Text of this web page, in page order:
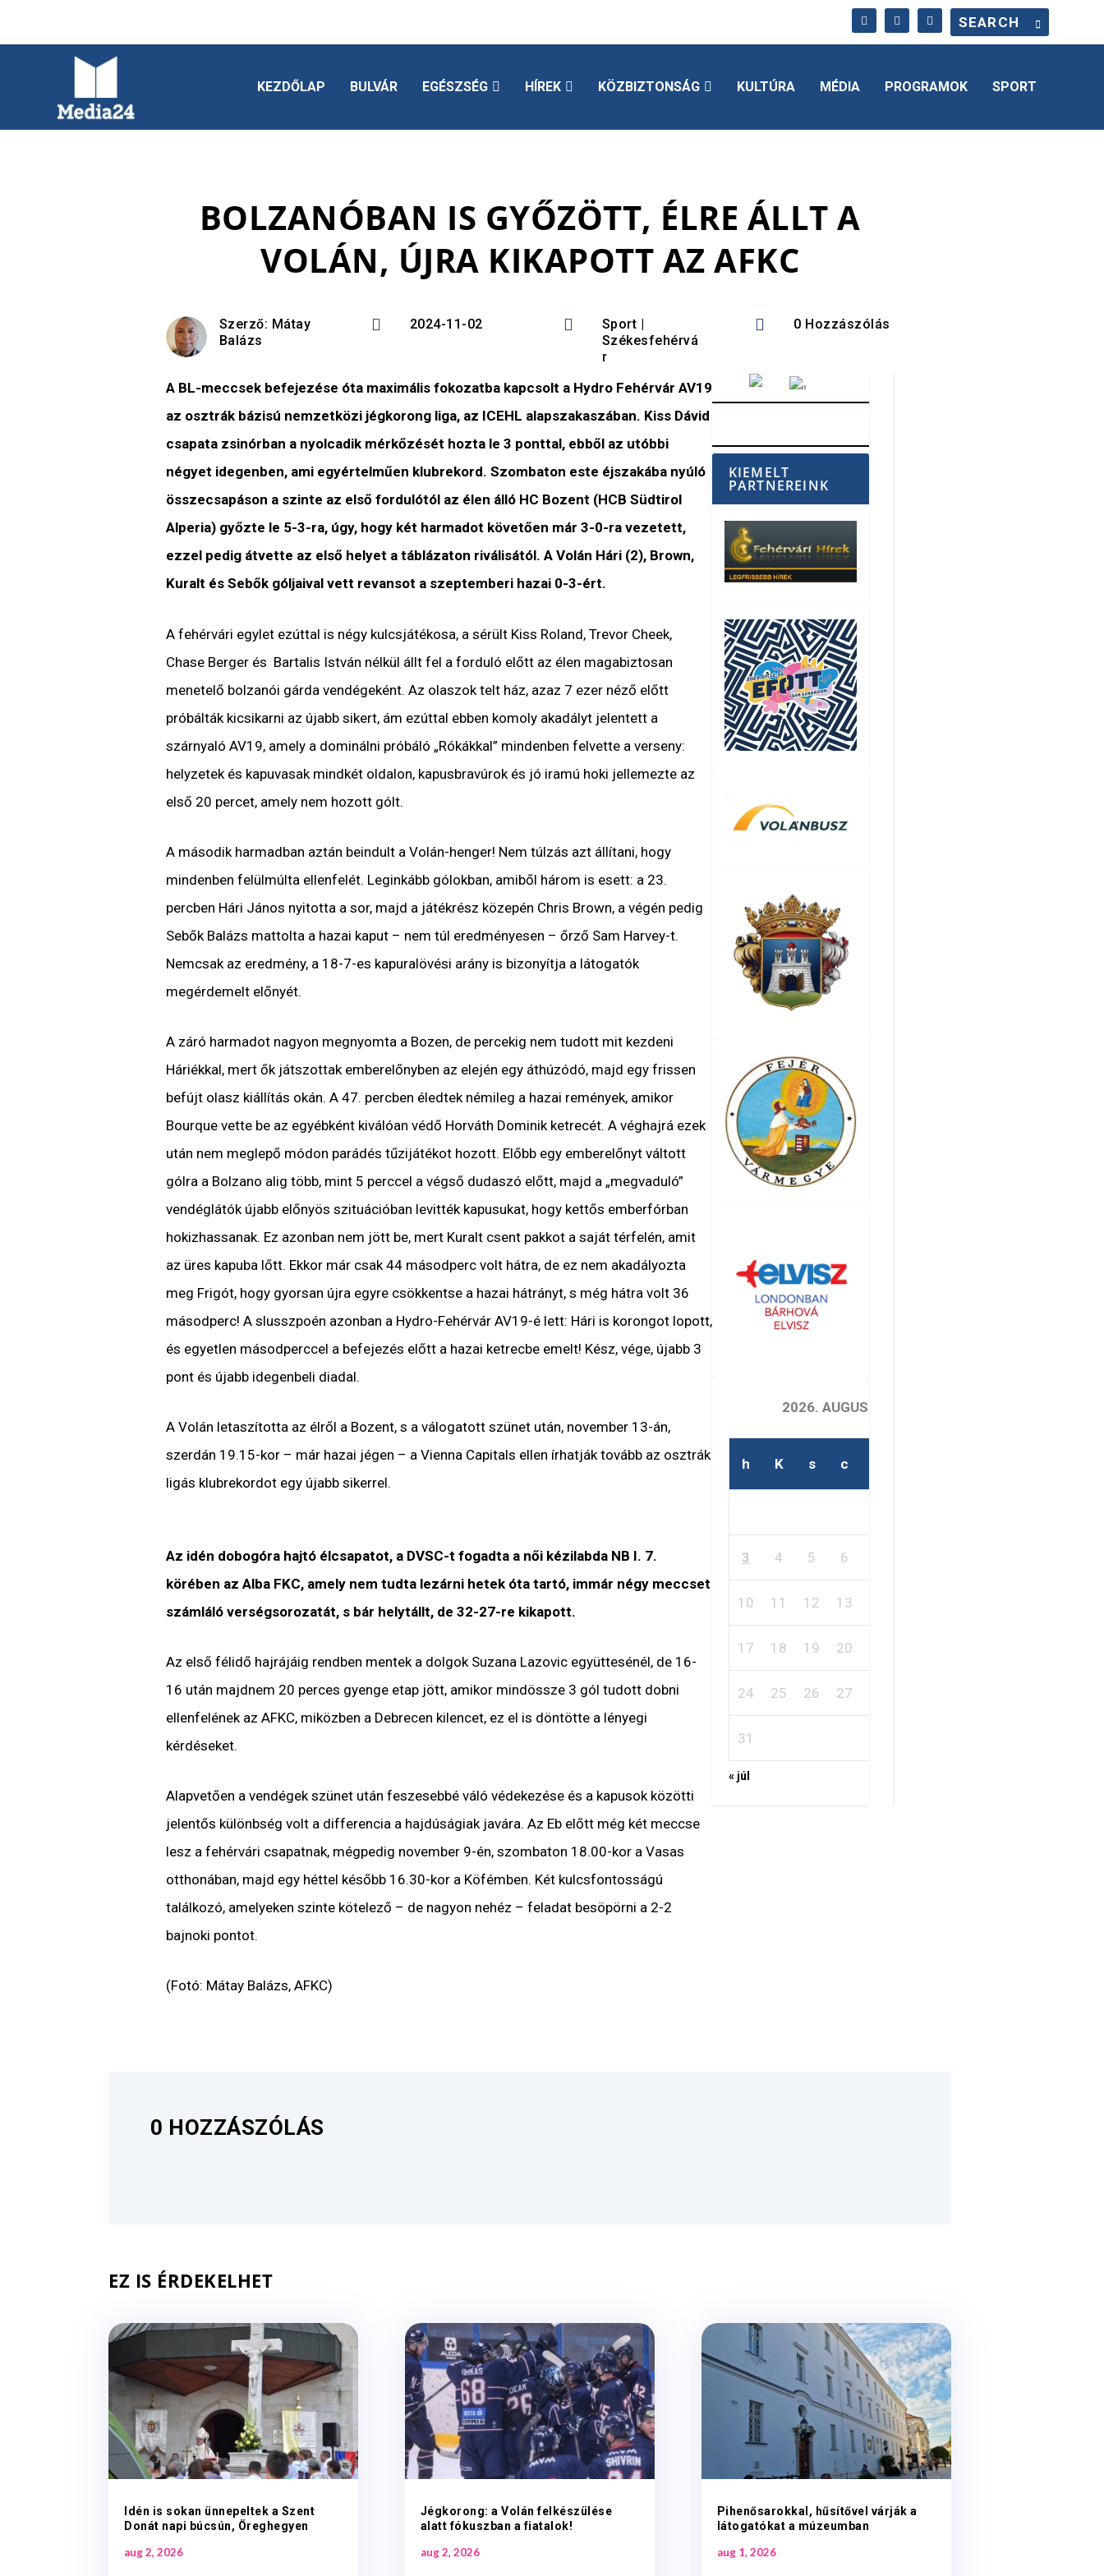
KEZDŐLAP BULVÁR EGÉSZSÉG HÍREK KÖZBIZTONSÁG KULTÚRA MÉDIA PROGRAMOK SPORT
BOLZANÓBAN IS GYŐZÖTT, ÉLRE ÁLLT A
VOLÁN, ÚJRA KIKAPOTT AZ AFKC
Szerző: Mátay
Balázs
 2024-11-02  Sport
Székesfehérvá
r
 0 Hozzászólás
A BL-meccsek befejezése óta maximális fokozatba kapcsolt a Hydro Fehérvár AV19
az osztrák bázisú nemzetközi jégkorong liga, az ICEHL alapszakaszában. Kiss Dávid
csapata zsinórban a nyolcadik mérkőzését hozta le 3 ponttal, ebből az utóbbi
négyet idegenben, ami egyértelműen klubrekord. Szombaton este éjszakába nyúló
összecsapáson a szinte az első fordulótól az élen álló HC Bozent (HCB Südtirol
Alperia) győzte le 5-3-ra, úgy, hogy két harmadot követően már 3-0-ra vezetett,
ezzel pedig átvette az első helyet a táblázaton riválisától. A Volán Hári (2), Brown,
Kuralt és Sebők góljaival vett revansot a szeptemberi hazai 0-3-ért.
A fehérvári egylet ezúttal is négy kulcsjátékosa, a sérült Kiss Roland, Trevor Cheek,
Chase Berger és Bartalis István nélkül állt fel a forduló előtt az élen magabiztosan
menetelő bolzanói gárda vendégeként. Az olaszok telt ház, azaz 7 ezer néző előtt
próbálták kicsikarni az újabb sikert, ám ezúttal ebben komoly akadályt jelentett a
szárnyaló AV19, amely a dominálni próbáló „Rókákkal” mindenben felvette a verseny:
helyzetek és kapuvasak mindkét oldalon, kapusbravúrok és jó iramú hoki jellemezte az
első 20 percet, amely nem hozott gólt.
A második harmadban aztán beindult a Volán-henger! Nem túlzás azt állítani, hogy
mindenben felülmúlta ellenfelét. Leginkább gólokban, amiből három is esett: a 23.
percben Hári János nyitotta a sor, majd a játékrész közepén Chris Brown, a végén pedig
Sebők Balázs mattolta a hazai kaput – nem túl eredményesen – őrző Sam Harvey-t.
Nemcsak az eredmény, a 18-7-es kapuralövési arány is bizonyítja a látogatók
megérdemelt előnyét.
A záró harmadot nagyon megnyomta a Bozen, de percekig nem tudott mit kezdeni
Háriékkal, mert ők játszottak emberelőnyben az elején egy áthúzódó, majd egy frissen
befújt olasz kiállítás okán. A 47. percben éledtek némileg a hazai remények, amikor
Bourque vette be az egyébként kiválóan védő Horváth Dominik ketrecét. A véghajrá ezek
után nem meglepő módon parádés tűzijátékot hozott. Előbb egy emberelőnyt váltott
gólra a Bolzano alig több, mint 5 perccel a végső dudaszó előtt, majd a „megvaduló”
vendéglátók újabb előnyös szituációban levitték kapusukat, hogy kettős emberfórban
hokizhassanak. Ez azonban nem jött be, mert Kuralt csent pakkot a saját térfelén, amit
az üres kapuba lőtt. Ekkor már csak 44 másodperc volt hátra, de ez nem akadályozta
meg Frigót, hogy gyorsan újra egyre csökkentse a hazai hátrányt, s még hátra volt 36
másodperc! A slusszpoén azonban a Hydro-Fehérvár AV19-é lett: Hári is korongot lopott,
és egyetlen másodperccel a befejezés előtt a hazai ketrecbe emelt! Kész, vége, újabb 3
pont és újabb idegenbeli diadal.
A Volán letaszította az élről a Bozent, s a válogatott szünet után, november 13-án,
szerdán 19.15-kor – már hazai jégen – a Vienna Capitals ellen írhatják tovább az osztrák
ligás klubrekordot egy újabb sikerrel.
Az idén dobogóra hajtó élcsapatot, a DVSC-t fogadta a női kézilabda NB I. 7.
körében az Alba FKC, amely nem tudta lezárni hetek óta tartó, immár négy meccset
számláló verségsorozatát, s bár helytállt, de 32-27-re kikapott.
Az első félidő hajrájáig rendben mentek a dolgok Suzana Lazovic együttesénél, de 16-
16 után majdnem 20 perces gyenge etap jött, amikor mindössze 3 gól tudott dobni
ellenfelének az AFKC, miközben a Debrecen kilencet, ez el is döntötte a lényegi
kérdéseket.
Alapvetően a vendégek szünet után feszesebbé váló védekezése és a kapusok közötti
jelentős különbség volt a differencia a hajdúságiak javára. Az Eb előtt még két meccse
lesz a fehérvári csapatnak, mégpedig november 9-én, szombaton 18.00-kor a Vasas
otthonában, majd egy héttel később 16.30-kor a Köfémben. Két kulcsfontosságú
találkozó, amelyeken szinte kötelező – de nagyon nehéz – feladat besöpörni a 2-2
bajnoki pontot.
(Fotó: Mátay Balázs, AFKC)
KIEMELT
PARTNEREINK
2026. AUGUSZTUS
h K s c
3 4 5 6
10 11 12 13
17 18 19 20
24 25 26 27
31
« júl
0 HOZZÁSZÓLÁS
EZ IS ÉRDEKELHET
Idén is sokan ünnepeltek a Szent
Donát napi búcsún, Öreghegyen
aug 2, 2026
Jégkorong: a Volán felkészülése
alatt fókuszban a fiatalok!
aug 2, 2026
Pihenősarokkal, hűsítővel várják a
látogatókat a múzeumban
aug 1, 2026